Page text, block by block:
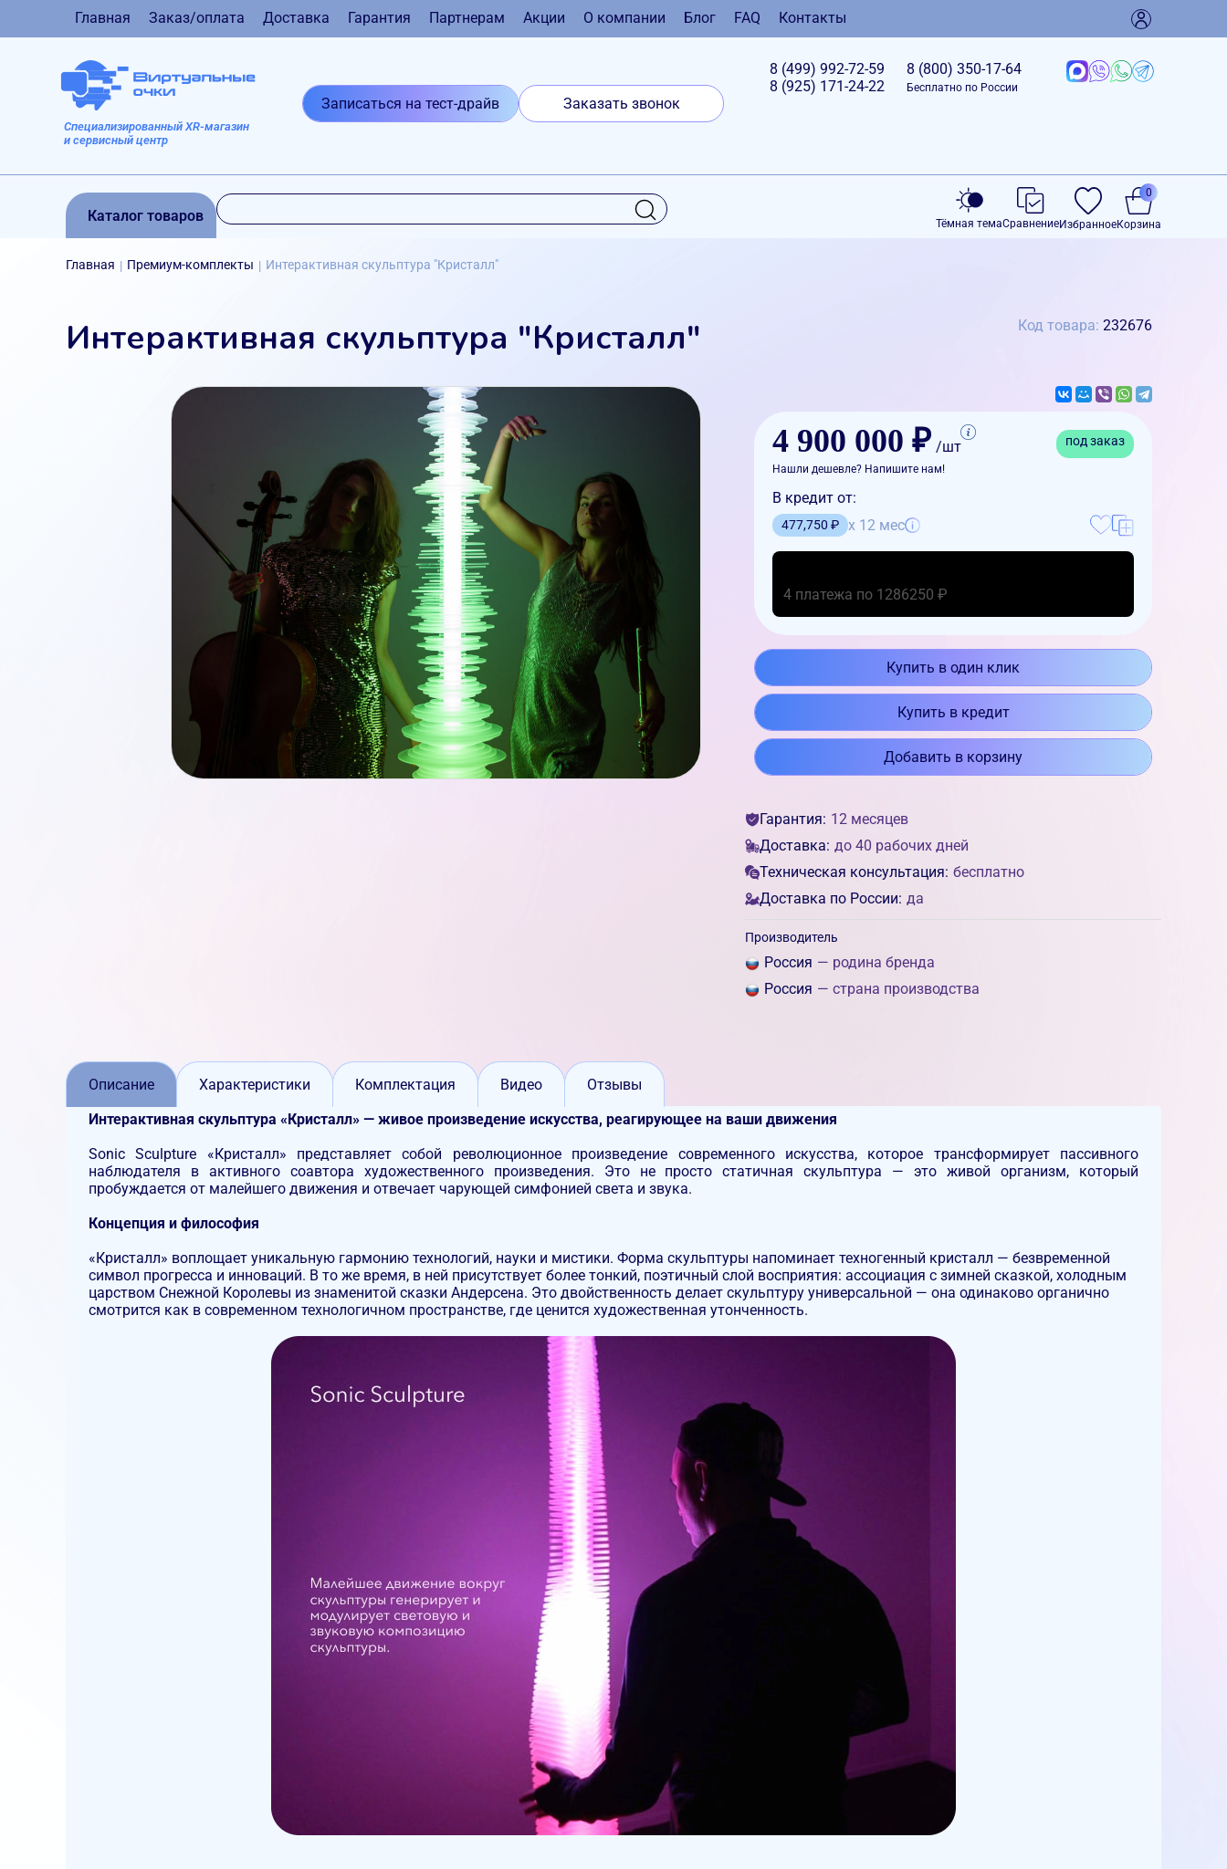
Главная Заказ/оплата Доставка Гарантия Партнерам Акции О компании Блог FAQ Контакты
Специализированный XR-магазин
и сервисный центр
Записаться на тест-драйв Заказать звонок
8 (499) 992-72-59
8 (925) 171-24-22
8 (800) 350-17-64
Бесплатно по России
Каталог товаров Тёмная темаСравнениеИзбранноеКорзина
0
Главная | Премиум-комплекты | Интерактивная скульптура "Кристалл"
Интерактивная скульптура "Кристалл" Код товара: 232676
4 900 000 ₽ /шт под заказ
Нашли дешевле? Напишите нам!
В кредит от:
477,750 ₽ x 12 мес
4 платежа по 1286250 ₽
Купить в один клик
Купить в кредит
Добавить в корзину
Гарантия: 12 месяцев
Доставка: до 40 рабочих дней
Техническая консультация: бесплатно
Доставка по России: да
Производитель
Россия — родина бренда
Россия — страна производства
Описание Характеристики Комплектация Видео
Отзывы
Интерактивная скульптура «Кристалл» — живое произведение искусства, реагирующее на ваши движения
Sonic Sculpture «Кристалл» представляет собой революционное произведение современного искусства, которое трансформирует пассивного
наблюдателя в активного соавтора художественного произведения. Это не просто статичная скульптура — это живой организм, который
пробуждается от малейшего движения и отвечает чарующей симфонией света и звука.
Концепция и философия
«Кристалл» воплощает уникальную гармонию технологий, науки и мистики. Форма скульптуры напоминает техногенный кристалл — безвременной
символ прогресса и инноваций. В то же время, в ней присутствует более тонкий, поэтичный слой восприятия: ассоциация с зимней сказкой, холодным
царством Снежной Королевы из знаменитой сказки Андерсена. Это двойственность делает скульптуру универсальной — она одинаково органично
смотрится как в современном технологичном пространстве, где ценится художественная утонченность.